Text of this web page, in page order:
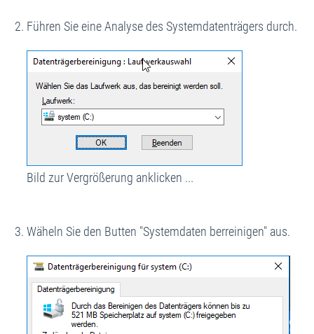
Führen Sie eine Analyse des Systemdatenträgers durch.
Bild zur Vergrößerung anklicken ...
Wäheln Sie den Butten "Systemdaten berreinigen" aus.